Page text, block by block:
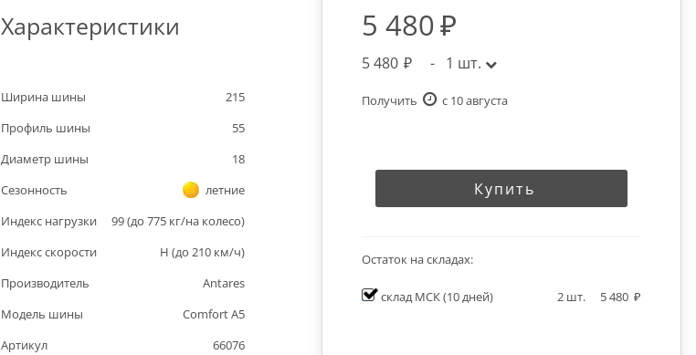
Характеристики
Ширина шины
215
Профиль шины
55
Диаметр шины
18
Сезонность
летние
Индекс нагрузки
99(до775 кг/на колесо)
Индекс скорости
H (до210 км/ч)
Производитель
Antares
Модель шины
Comfort A5
Артикул
66076
5 480
5 480 - 1 шт.
Получить c 10 августа
Купить
Остаток на складах:
склад МСК(10 дней) 2 шт. 5 480